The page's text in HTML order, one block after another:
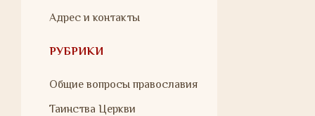
Адрес и контакты
РУБРИКИ
Общие вопросы православия
Таинства Церкви